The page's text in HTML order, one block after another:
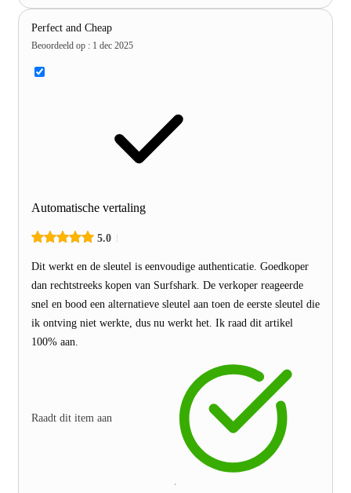
Perfect and Cheap
Beoordeeld op : 1 dec 2025
Automatische vertaling
5.0
Dit werkt en de sleutel is eenvoudige authenticatie. Goedkoper
dan rechtstreeks kopen van Surfshark. De verkoper reageerde
snel en bood een alternatieve sleutel aan toen de eerste sleutel die
ik ontving niet werkte, dus nu werkt het. Ik raad dit artikel
100% aan.
Raadt dit item aan